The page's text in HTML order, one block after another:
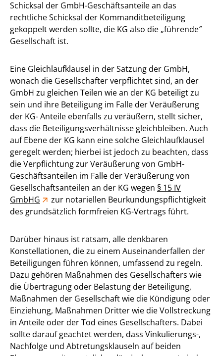
Schicksal der GmbH-Geschäftsanteile an das
rechtliche Schicksal der Kommanditbeteiligung
gekoppelt werden sollte, die KG also die „führende″
Gesellschaft ist.
Eine Gleichlaufklausel in der Satzung der GmbH,
wonach die Gesellschafter verpflichtet sind, an der
GmbH zu gleichen Teilen wie an der KG beteiligt zu
sein und ihre Beteiligung im Falle der Veräußerung
der KG- Anteile ebenfalls zu veräußern, stellt sicher,
dass die Beteiligungsverhältnisse gleichbleiben. Auch
auf Ebene der KG kann eine solche Gleichlaufklausel
geregelt werden; hierbei ist jedoch zu beachten, dass
die Verpflichtung zur Veräußerung von GmbH-
Geschäftsanteilen im Falle der Veräußerung von
Gesellschaftsanteilen an der KG wegen § 15 IV
GmbHG
zur notariellen Beurkundungspflichtigkeit
des grundsätzlich formfreien KG-Vertrags führt.
Darüber hinaus ist ratsam, alle denkbaren
Konstellationen, die zu einem Auseinanderfallen der
Beteiligungen führen können, umfassend zu regeln.
Dazu gehören Maßnahmen des Gesellschafters wie
die Übertragung oder Belastung der Beteiligung,
Maßnahmen der Gesellschaft wie die Kündigung oder
Einziehung, Maßnahmen Dritter wie die Vollstreckung
in Anteile oder der Tod eines Gesellschafters. Dabei
sollte darauf geachtet werden, dass Vinkulierungs-,
Nachfolge und Abtretungsklauseln auf beiden